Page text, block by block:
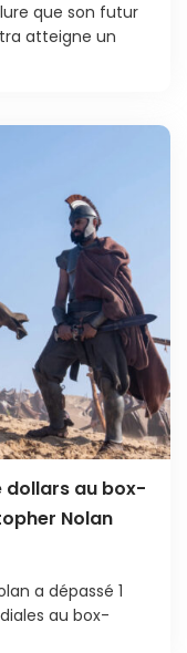
que son futur
atteigne un
dollars au box-
Nolan
a dépassé 1
au box-